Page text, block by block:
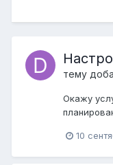
тему
Окажу
10